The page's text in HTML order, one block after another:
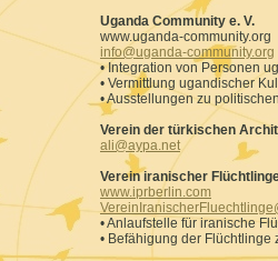
Uganda Community e. V.
www.uganda-community.org
info@uganda-community.org
• Integration von Personen
• Vermittlung ugandischer
• Ausstellungen zu
Verein der türkischen
ali@aypa.net
Verein iranischer
www.iprberlin.com
• Anlaufstelle für iranische
• Befähigung der Flüchtlinge